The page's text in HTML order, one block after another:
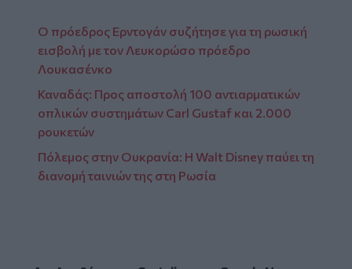
Ο πρόεδρος Ερντογάν συζήτησε για τη ρωσική
εισβολή με τον Λευκορώσο πρόεδρο
Λουκασένκο
Καναδάς: Προς αποστολή 100 αντιαρματικών
οπλικών συστημάτων Carl Gustaf και 2.000
ρουκετών
Πόλεμος στην Ουκρανία: Η Walt Disney παύει τη
διανομή ταινιών της στη Ρωσία